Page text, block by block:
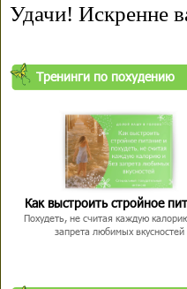
Удачи! Искренне
Тренинги по похудению
Как выстроить стройное
Похудеть, не считая каждую
запрета любимых вкусностей